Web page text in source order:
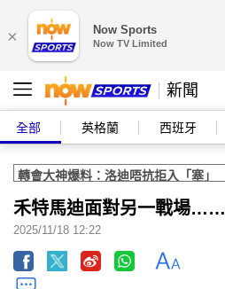
× Now Sports
Now TV Limited
新聞
全部 英格蘭 西班牙
禾特馬迪面對另一戰場……
2025/11/18 12:22